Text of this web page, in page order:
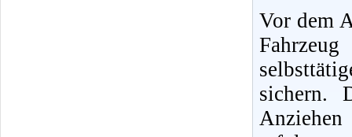
Vor dem
sichern.
Anziehen